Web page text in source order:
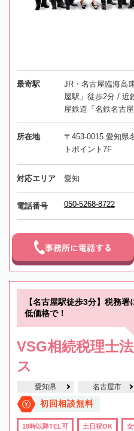
最寄駅
JR・名古屋臨海高
屋駅」徒歩2分 / 近
屋鉄道「名鉄名古
所在地
〒453-0015 愛知県
トポイント7F
対応エリア 愛知
電話番号 050-5268-8722
事務所に電話する
【名古屋駅徒歩3分】税務
低価格で！
VSG相続税理士
ス
愛知県 名古屋市
初回相談無料
19時以降TEL可 土日祝OK